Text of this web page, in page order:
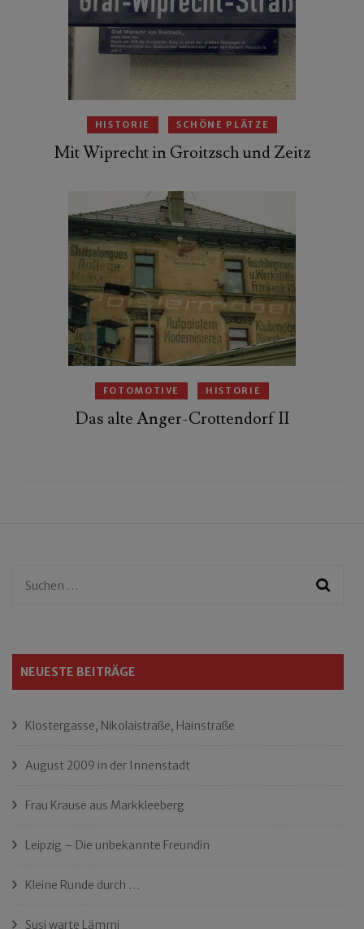
HISTORIE SCHÖNE PLÄTZE
Mit Wiprecht in Groitzsch und Zeitz
FOTOMOTIVE HISTORIE
Das alte Anger-Crottendorf II
Suchen
NEUESTE BEITRÄGE
Klostergasse, Nikolaistraße, Hainstraße
August 2009 in der Innenstadt
Frau Krause aus Markkleeberg
Leipzig – Die unbekannte Freundin
Kleine Runde durch …
Susi warte Lämmi